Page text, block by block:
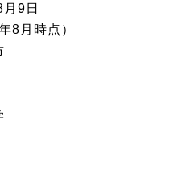
9日
8月時点）